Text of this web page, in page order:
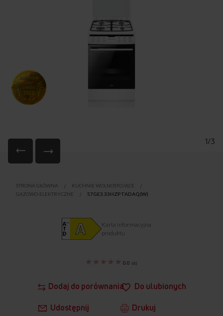
1/3
początek
STRONA GŁÓWNA
KUCHNIE WOLNOSTOJĄCE
GAZOWO-ELEKTRYCZNE
57GE3.33HZPTADAQ(W)
Dodaj do porównania Do ulubionych
Udostępnij Drukuj
0.0 (0)
Karta informacyjna
produktu